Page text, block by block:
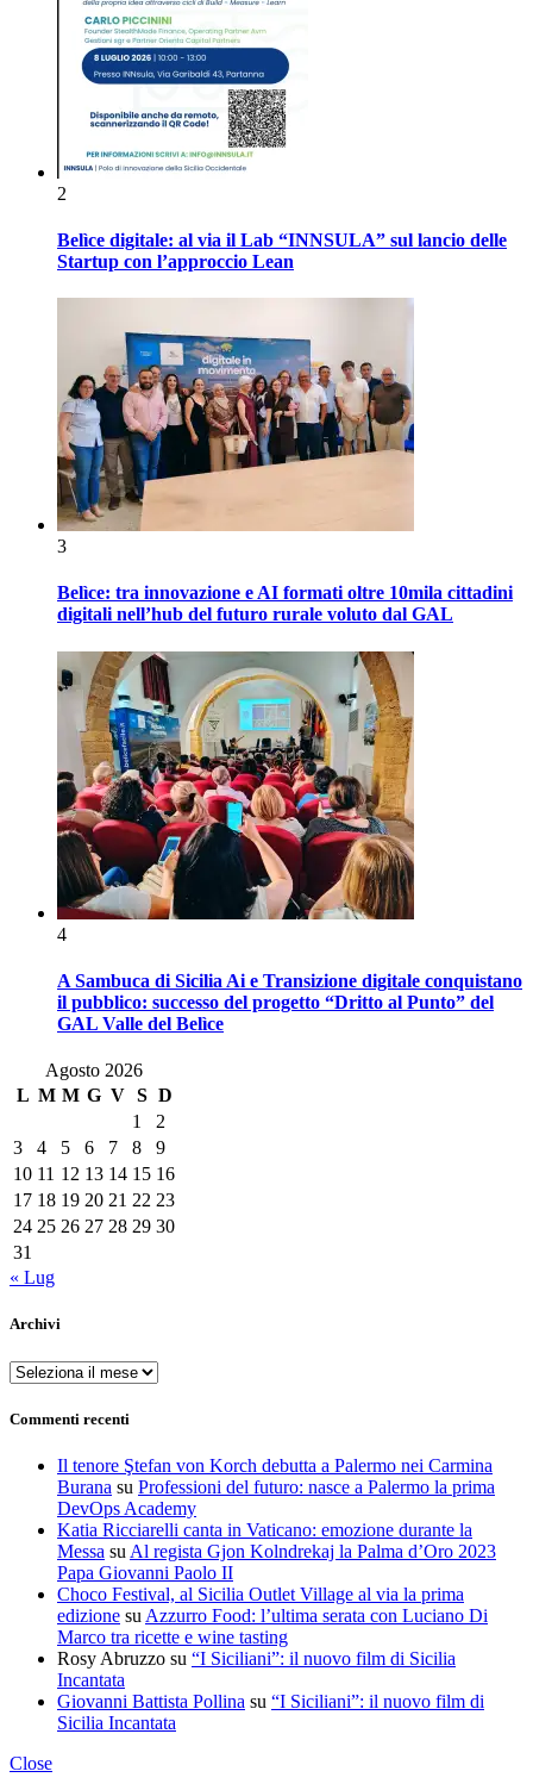
2
Belìce digitale: al via il Lab “INNSULA” sul lancio delle
Startup con l’approccio Lean
3
Belìce: tra innovazione e AI formati oltre 10mila cittadini
digitali nell’hub del futuro rurale voluto dal GAL
4
A Sambuca di Sicilia Ai e Transizione digitale conquistano
il pubblico: successo del progetto “Dritto al Punto” del
GAL Valle del Belìce
Agosto 2026
L M M G V S D
1
2
3
4 5 6 7 8
9
10 11 12 13 14 15 16
17 18 19 20 21 22 23
24 25 26 27 28 29 30
31
« Lug
Archivi
Archivi
Commenti recenti
Il tenore Ştefan von Korch debutta a Palermo nei Carmina
Burana su Professioni del futuro: nasce a Palermo la prima
DevOps Academy
Katia Ricciarelli canta in Vaticano: emozione durante la
Messa su Al regista Gjon Kolndrekaj la Palma d’Oro 2023
Papa Giovanni Paolo II
Choco Festival, al Sicilia Outlet Village al via la prima
edizione su Azzurro Food: l’ultima serata con Luciano Di
Marco tra ricette e wine tasting
Rosy Abruzzo su “I Siciliani”: il nuovo film di Sicilia
Incantata
Giovanni Battista Pollina su “I Siciliani”: il nuovo film di
Sicilia Incantata
Close